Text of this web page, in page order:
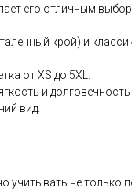
его отличным
крой) и
от XS до 5XL.
и долговечность
вид.
не только